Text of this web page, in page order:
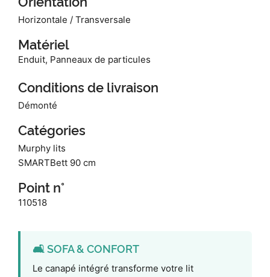
Horizontale / Transversale
Matériel
Enduit, Panneaux de particules
Conditions de livraison
Démonté
Catégories
Murphy lits
SMARTBett 90 cm
Point n°
110518
🛋️ SOFA & CONFORT
Le canapé intégré transforme votre lit